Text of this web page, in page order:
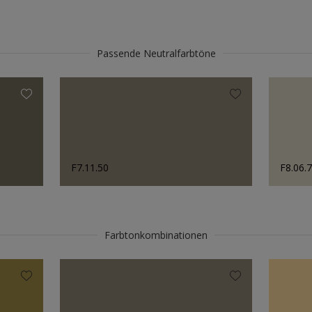
Passende Neutralfarbtöne
F7.11.50
Farbtonkombinationen